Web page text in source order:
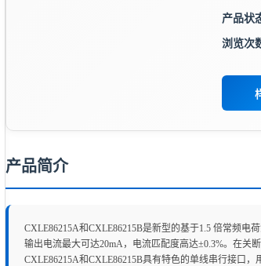
产品状
浏览次
产品简介
CXLE86215A和CXLE86215B是新型的基于1.5 倍常频
输出电流最大可达20mA，电流匹配度高达±0.3%。在关
CXLE86215A和CXLE86215B具有特色的单线串行接口